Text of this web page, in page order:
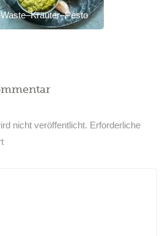
nicht veröffentlicht. Erforderliche